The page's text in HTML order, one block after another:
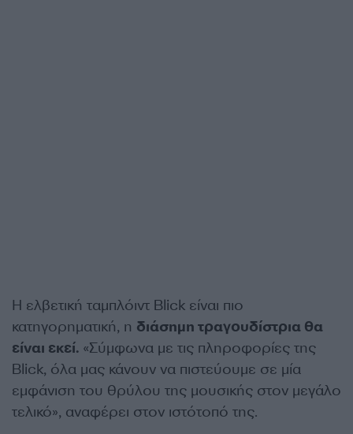
Η ελβετική ταμπλόιντ Blick είναι πιο
κατηγορηματική, η διάσημη τραγουδίστρια θα
είναι εκεί. «Σύμφωνα με τις πληροφορίες της
Blick, όλα μας κάνουν να πιστεύουμε σε μία
εμφάνιση του θρύλου της μουσικής στον μεγάλο
τελικό», αναφέρει στον ιστότοπό της.